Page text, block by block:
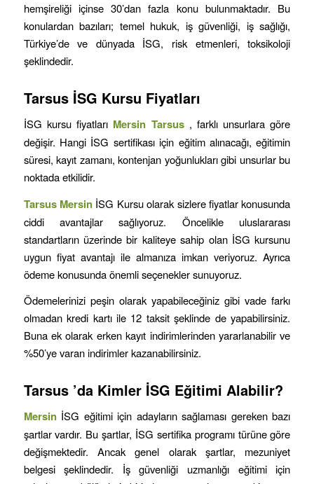
hemşireliği içinse 30’dan fazla konu bulunmaktadır. Bu
konulardan bazıları; temel hukuk, iş güvenliği, iş sağlığı,
Türkiye’de ve dünyada İSG, risk etmenleri, toksikoloji
şeklindedir.
Tarsus İSG Kursu Fiyatları
İSG kursu fiyatları Mersin Tarsus , farklı unsurlara göre
değişir. Hangi İSG sertifikası için eğitim alınacağı, eğitimin
süresi, kayıt zamanı, kontenjan yoğunlukları gibi unsurlar bu
noktada etkilidir.
Tarsus Mersin İSG Kursu olarak sizlere fiyatlar konusunda
ciddi avantajlar sağlıyoruz. Öncelikle uluslararası
standartların üzerinde bir kaliteye sahip olan İSG kursunu
uygun fiyat avantajı ile almanıza imkan veriyoruz. Ayrıca
ödeme konusunda önemli seçenekler sunuyoruz.
Ödemelerinizi peşin olarak yapabileceğiniz gibi vade farkı
olmadan kredi kartı ile 12 taksit şeklinde de yapabilirsiniz.
Buna ek olarak erken kayıt indirimlerinden yararlanabilir ve
%50’ye varan indirimler kazanabilirsiniz.
Tarsus ’da Kimler İSG Eğitimi Alabilir?
Mersin İSG eğitimi için adayların sağlaması gereken bazı
şartlar vardır. Bu şartlar, İSG sertifika programı türüne göre
değişmektedir. Ancak genel olarak şartlar, mezuniyet
belgesi şeklindedir. İş güvenliği uzmanlığı eğitimi için